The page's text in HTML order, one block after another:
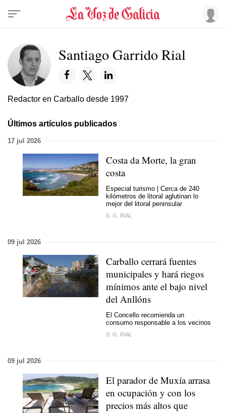
Santiago Garrido Rial
Redactor en Carballo desde 1997
Últimos artículos publicados
17 jul 2026
Costa da Morte, la gran
costa
Especial turismo | Cerca de 240
kilómetros de litoral aglutinan lo
mejor del litoral peninsular
S. G. RIAL
09 jul 2026
Carballo cerrará fuentes
municipales y hará riegos
mínimos ante el bajo nivel
del Anllóns
El Concello recomienda un
consumo responsable a los vecinos
S. G. RIAL
09 jul 2026
El parador de Muxía arrasa
en ocupación y con los
precios más altos que